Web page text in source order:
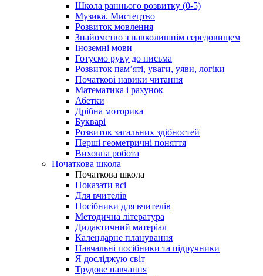
Школа раннього розвитку (0-5)
Музика. Мистецтво
Розвиток мовлення
Знайомство з навколишнім середовищем
Іноземні мови
Готуємо руку до письма
Розвиток пам’яті, уваги, уяви, логіки
Початкові навики читання
Математика і рахунок
Абетки
Дрібна моторика
Букварі
Розвиток загальних здібностей
Перші геометричні поняття
Виховна робота
Початкова школа
Початкова школа
Показати всі
Для вчителів
Посібники для вчителів
Методична література
Дидактичний матеріал
Календарне планування
Навчальні посібники та підручники
Я досліджую світ
Трудове навчання